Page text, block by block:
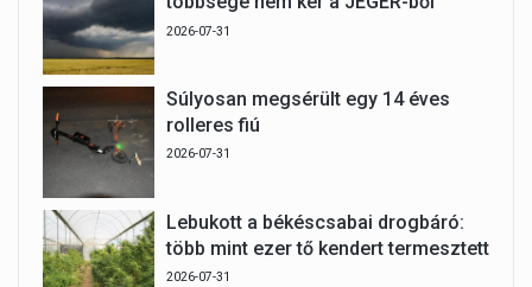
2026-07-31
Súlyosan megsérült egy 14 éves
rolleres fiú
2026-07-31
Lebukott a békéscsabai drogbáró:
több mint ezer tő kendert termesztett
2026-07-31